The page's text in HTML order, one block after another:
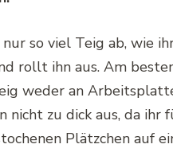
so viel Teig ab, wie
rollt ihn aus. Am
weder an
zu dick aus, da ihr
Plätzchen auf